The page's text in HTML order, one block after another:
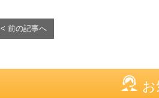
< 前の記事へ
お